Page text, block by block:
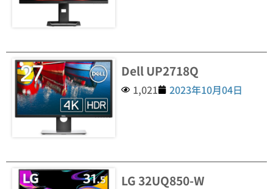
Dell UP2718Q
1,021 2023年10月04日
LG 32UQ850-W